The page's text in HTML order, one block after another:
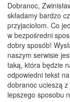
Dobranoc,
składamy bardzo
przyjaciołom. Co
w bezpośredni
dobry sposób!
naszym serwisie
taką, która będzie
odpowiedni tekst
dobranoc ucieszą
lepszego sposobu